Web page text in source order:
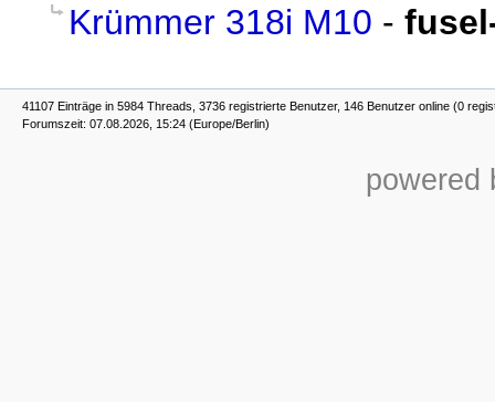
Krümmer 318i M10 -
41107 Einträge in 5984 Threads, 3736 registrierte Benutzer, 146 Benutzer online (0
Forumszeit: 07.08.2026, 15:24 (Europe/Berlin)
powered